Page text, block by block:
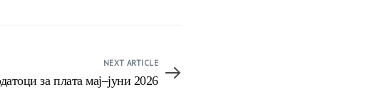
NEXT ARTICLE
за плата мај–јуни 2026